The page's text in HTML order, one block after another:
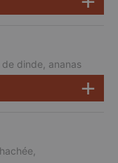
dinde, ananas